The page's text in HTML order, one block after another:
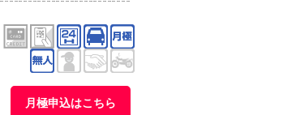
月極申込はこちら